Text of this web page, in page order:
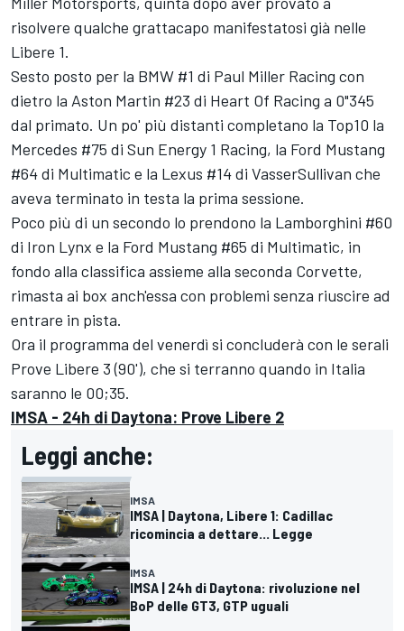
risolvere qualche grattacapo manifestatosi già nelle
Libere 1.
Sesto posto per la BMW #1 di Paul Miller Racing con
dietro la Aston Martin #23 di Heart Of Racing a 0"345
dal primato. Un po' più distanti completano la Top10 la
Mercedes #75 di Sun Energy 1 Racing, la Ford Mustang
#64 di Multimatic e la Lexus #14 di VasserSullivan che
aveva terminato in testa la prima sessione.
Poco più di un secondo lo prendono la Lamborghini #60
di Iron Lynx e la Ford Mustang #65 di Multimatic, in
fondo alla classifica assieme alla seconda Corvette,
rimasta ai box anch'essa con problemi senza riuscire ad
entrare in pista.
Ora il programma del venerdì si concluderà con le serali
Prove Libere 3 (90'), che si terranno quando in Italia
saranno le 00;35.
IMSA - 24h di Daytona: Prove Libere 2
Leggi anche:
IMSA
IMSA | Daytona, Libere 1: Cadillac
ricomincia a dettare... Legge
IMSA
IMSA | 24h di Daytona: rivoluzione nel
BoP delle GT3, GTP uguali